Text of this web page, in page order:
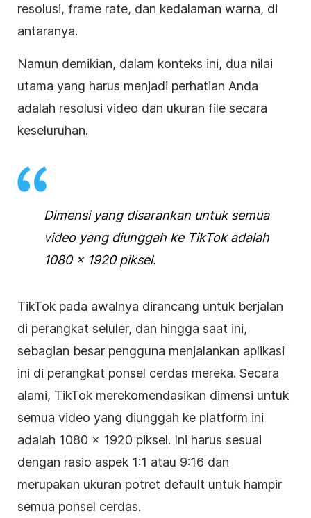
resolusi, frame rate, dan kedalaman warna, di
antaranya.
Namun demikian, dalam konteks ini, dua nilai
utama yang harus menjadi perhatian Anda
adalah resolusi video dan ukuran file secara
keseluruhan.
Dimensi yang disarankan untuk semua
video yang diunggah ke TikTok adalah
1080 x 1920 piksel.
TikTok pada awalnya dirancang untuk berjalan
di perangkat seluler, dan hingga saat ini,
sebagian besar pengguna menjalankan aplikasi
ini di perangkat ponsel cerdas mereka. Secara
alami, TikTok merekomendasikan dimensi untuk
semua video yang diunggah ke platform ini
adalah 1080 x 1920 piksel. Ini harus sesuai
dengan rasio aspek 1:1 atau 9:16 dan
merupakan ukuran potret default untuk hampir
semua ponsel cerdas.